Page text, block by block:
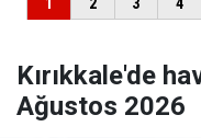
Kırıkkale'de
Ağustos 2026